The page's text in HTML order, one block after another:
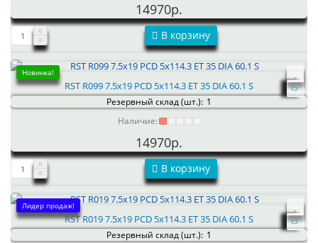
14970р.
В корзину
Новинка!
RST R099 7.5x19 PCD 5x114.3 ET 35 DIA 60.1 S
Резервный склад (шт.): 1
Наличие:
14970р.
В корзину
Лидер продаж!
RST R019 7.5x19 PCD 5x114.3 ET 35 DIA 60.1 S
Резервный склад (шт.): 1